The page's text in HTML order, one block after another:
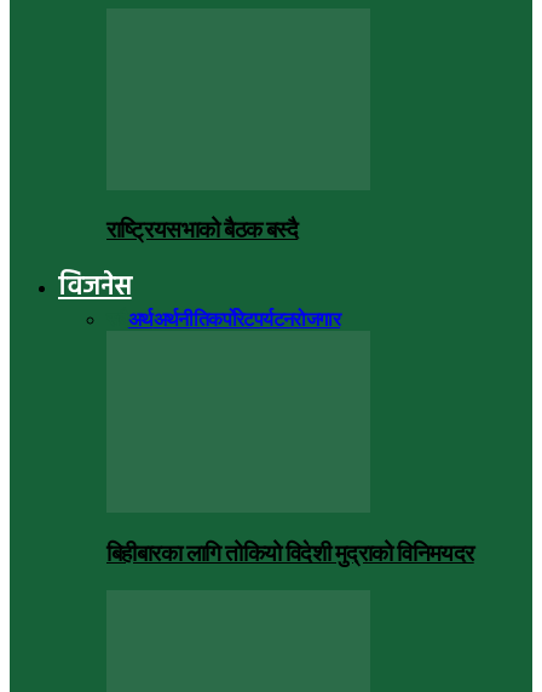
राष्ट्रियसभाको बैठक बस्दै
विजनेस
अर्थअर्थनीतिकर्पोरेटपर्यटनरोजगार
बिहीबारका लागि तोकियो विदेशी मुद्राको विनिमयदर